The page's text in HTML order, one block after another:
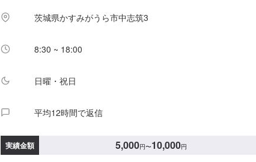
代車をご利用ください。※代車の燃料代はお客様にご負担いただいて
てお越しください。駐車スペースは事務所前の空いているスペースに
駐車してください。受付はスタッフへ「メンテモで予約しました」と
年中無休（大型連休のみ休み）営業時間：9:00~18:00
茨城県かすみがうら市中志筑3
8:30 ~ 18:00
日曜・祝日
平均12時間で返信
実績金額 5,000円〜10,000円